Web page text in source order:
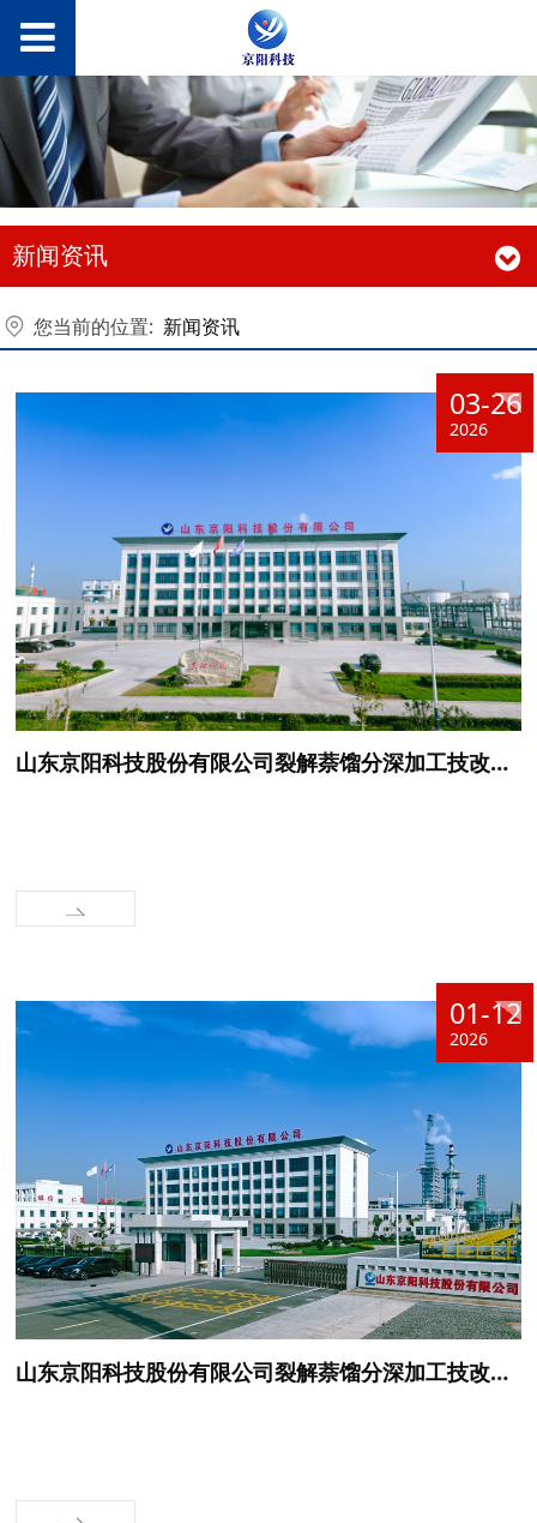
新闻资讯
您当前的位置: 新闻资讯
03-26
2026
山东京阳科技股份有限公司裂解萘馏分深加工技改项目环境影响评价报批前环境信息公示
01-12
2026
山东京阳科技股份有限公司裂解萘馏分深加工技改项目 环境影响评价第二次环境信息公示